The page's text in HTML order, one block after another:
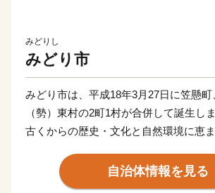
みどりし
みどり市
みどり市は、平成18年3月27日に笠懸町
（勢）東村の2町1村が合併して誕生しま
古くからの歴史・文化と自然環境に恵
渡良瀬川がつくり出した扇状地などの
た地域です。
自治体情報を見る